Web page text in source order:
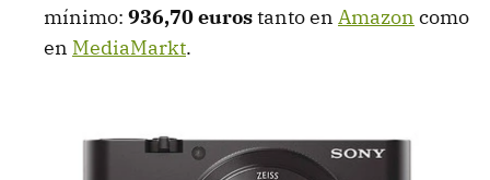
mínimo: 936,70 eurostanto en Amazon como
en MediaMarkt.